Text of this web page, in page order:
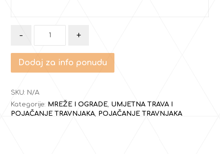
- +
Dodaj za info ponudu
SKU: N/A
Kategorije: MREŽE I OGRADE, UMJETNA TRAVA I
POJAČANJE TRAVNJAKA, POJAČANJE TRAVNJAKA